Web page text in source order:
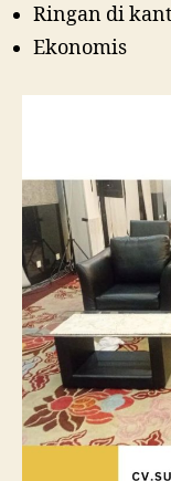
Ringan di
Ekonomis